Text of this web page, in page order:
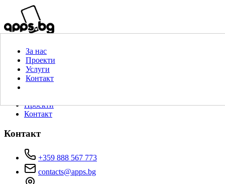
Свържи се сега за безплатна консултация!
За нас
Проекти
Услуги
Контакт
Проекти
Контакт
Контакт
+359 888 567 773
contacts@apps.bg